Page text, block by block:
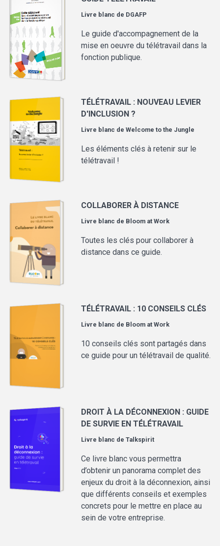
Livre blanc de DGAFP
Le guide d'accompagnement de la
mise en oeuvre du télétravail dans la
fonction publique.
TÉLÉTRAVAIL : NOUVEAU LEVIER
D'INCLUSION ?
Livre blanc deWelcome to the Jungle
Les éléments clés à retenir sur le
télétravail !
COLLABORER À DISTANCE
Livre blanc de Bloom at Work
Toutes les clés pour collaborer à
distance dans ce guide.
TÉLÉTRAVAIL : 10 CONSEILS CLÉS
Livre blanc de Bloom at Work
10 conseils clés sont partagés dans
ce guide pour un télétravail de qualité.
DROIT À LA DÉCONNEXION : GUIDE
DE SURVIE EN TÉLÉTRAVAIL
Livre blanc deTalkspirit
Ce livre blanc vous permettra
d’obtenir un panorama complet des
enjeux du droit à la déconnexion, ainsi
que différents conseils et exemples
concrets pour le mettre en place au
sein de votre entreprise.